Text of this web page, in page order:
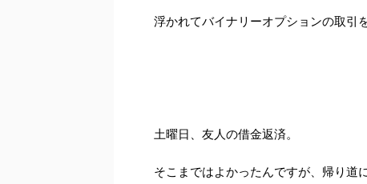
浮かれてバイナリーオプションの取引
土曜日、友人の借金返済。
そこまではよかったんですが、帰り道